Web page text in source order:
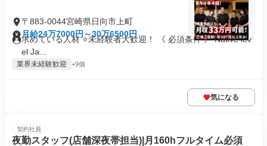
〒883-0044宮崎県日向市上町
月給24万7000円～30万6500円
求めている人材 ⭐未経験者大歓迎！ 《 必須条件 》 Native lev
el Ja...
業界未経験歓迎 +9個
気になる
契約社員
夜勤スタッフ(店舗深夜帯担当)|月160hフルタイム必須